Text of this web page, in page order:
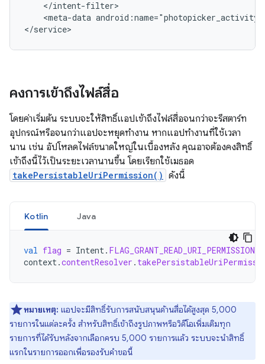
<meta-data
คงการเข้าถึงไฟล์สื่อ
โดยค่าเริ่มต้น ระบบจะให้สิทธิ์แอปเข้าถึงไฟล์สื่อจนกว่าจะรีสตาร์ท
อุปกรณ์หรือจนกว่าแอปจะหยุดทำงาน หากแอปทำงานที่ใช้เวลา
นาน เช่น อัปโหลดไฟล์ขนาดใหญ่ในเบื้องหลัง คุณอาจต้องคงสิทธิ์
เข้าถึงนี้ไว้เป็นระยะเวลานานขึ้น โดยเรียกใช้เมธอด
takePersistableUriPermission() ดังนี้
Kotlin Java
val flag = Intent. FLAG_GRANT_READ_URI_PERMISSION
context.contentResolver .
หมายเหตุ: แอปจะมีสิทธิ์รับการสนับสนุนด้านสื่อได้สูงสุด 5,000
รายการในแต่ละครั้ง สำหรับสิทธิ์เข้าถึงรูปภาพหรือวิดีโอเพิ่มเติมทุก
รายการที่ได้รับหลังจากเลือกครบ 5,000 รายการแล้ว ระบบจะนำสิทธิ์
แรกในรายการออกเพื่อรองรับคำขอนี้